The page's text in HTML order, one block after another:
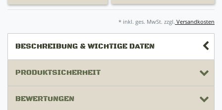
* inkl. ges. MwSt. zzgl. Versandkosten
BESCHREIBUNG & WICHTIGE DATEN
PRODUKTSICHERHEIT
BEWERTUNGEN